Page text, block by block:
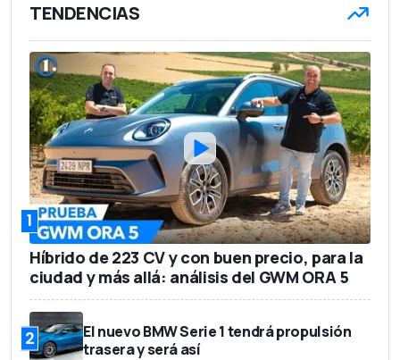
Anchura 1,87 m
Altura 1,67 m
Peso en vacío 1.870 kg
Capacidad del maletero 401 litros
Número de asientos 5
Precio base 45.900 euros
TENDENCIAS
1
Híbrido de 223 CV y con buen precio, para la
ciudad y más allá: análisis del GWM ORA 5
2
El nuevo BMW Serie 1 tendrá propulsión
trasera y será así